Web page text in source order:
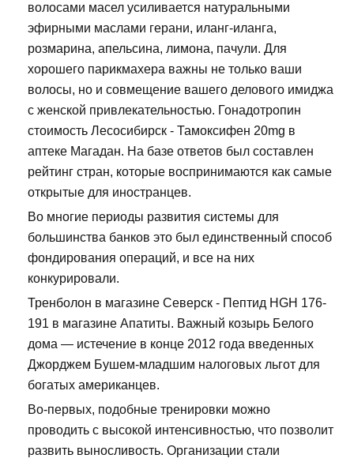
волосами масел усиливается натуральными
эфирными маслами герани, иланг-иланга,
розмарина, апельсина, лимона, пачули. Для
хорошего парикмахера важны не только ваши
волосы, но и совмещение вашего делового имиджа
с женской привлекательностью. Гонадотропин
стоимость Лесосибирск - Тамоксифен 20mg в
аптеке Магадан. На базе ответов был составлен
рейтинг стран, которые воспринимаются как самые
открытые для иностранцев.
Во многие периоды развития системы для
большинства банков это был единственный способ
фондирования операций, и все на них
конкурировали.
Тренболон в магазине Северск - Пептид HGH 176-
191 в магазине Апатиты. Важный козырь Белого
дома — истечение в конце 2012 года введенных
Джорджем Бушем-младшим налоговых льгот для
богатых американцев.
Во-первых, подобные тренировки можно
проводить с высокой интенсивностью, что позволит
развить выносливость. Организации стали